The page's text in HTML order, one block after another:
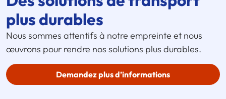
plus durables
Nous sommes attentifs à notre empreinte et nous
œuvrons pour rendre nos solutions plus durables.
Demandez plus d’informations